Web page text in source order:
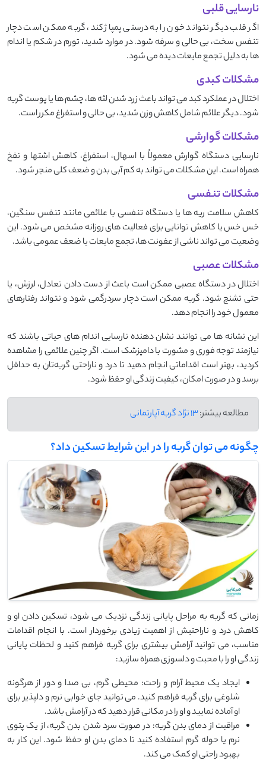
نارسایی قلبی
اگر قلب دیگر نتواند خون را به ‌درستی پمپاژ کند، گربه ممکن است دچار
تنفس سخت، بی ‌حالی و سرفه شود. در موارد شدید، تورم در شکم یا اندام‌
ها به دلیل تجمع مایعات دیده می ‌شود.
مشکلات کبدی
اختلال در عملکرد کبد می ‌تواند باعث زرد شدن لثه‌ ها، چشم ‌ها یا پوست گربه
شود. دیگر علائم شامل کاهش وزن شدید، بی‌ حالی و استفراغ مکرر است.
مشکلات گوارشی
نارسایی دستگاه گوارش معمولاً با اسهال، استفراغ، کاهش اشتها و نفخ
همراه است. این مشکلات می ‌تواند به کم ‌آبی بدن و ضعف کلی منجر شود.
مشکلات تنفسی
کاهش سلامت ریه‌ ها یا دستگاه تنفسی با علائمی مانند تنفس سنگین،
خس ‌خس یا کاهش توانایی برای فعالیت ‌های روزانه مشخص می ‌شود. این
وضعیت می ‌تواند ناشی از عفونت‌ ها، تجمع مایعات یا ضعف عمومی باشد.
مشکلات عصبی
اختلال در دستگاه عصبی ممکن است باعث از دست دادن تعادل، لرزش، یا
حتی تشنج شود. گربه ممکن است دچار سردرگمی شود و نتواند رفتارهای
معمول خود را انجام دهد.
این نشانه‌ ها می ‌توانند نشان‌ دهنده نارسایی اندام‌ های حیاتی باشند که
نیازمند توجه فوری و مشورت با دامپزشک است. اگر چنین علائمی را مشاهده
کردید، بهتر است اقداماتی انجام دهید تا درد و ناراحتی گربه‌تان به حداقل
برسد و در صورت امکان، کیفیت زندگی او حفظ شود.
مطالعه بیشتر:13 نژاد گربه آپارتمانی
چگونه می توان گربه را در این شرایط تسکین داد؟
زمانی که گربه به مراحل پایانی زندگی نزدیک می‌ شود، تسکین دادن او و
کاهش درد و ناراحتیش از اهمیت زیادی برخوردار است. با انجام اقدامات
مناسب، می ‌توانید آرامش بیشتری برای گربه فراهم کنید و لحظات پایانی
زندگی او را با محبت و دلسوزی همراه سازید:
ایجاد یک محیط آرام و راحت: محیطی گرم، بی ‌صدا و دور از هرگونه
شلوغی برای گربه فراهم کنید. می‌ توانید جای خوابی نرم و دلپذیر برای
او آماده نمایید و او را در مکانی قرار دهید که در آرامش باشد.
مراقبت از دمای بدن گربه: در صورت سرد شدن بدن گربه، از یک پتوی
نرم یا حوله گرم استفاده کنید تا دمای بدن او حفظ شود. این کار به
بهبود راحتی او کمک می ‌کند.